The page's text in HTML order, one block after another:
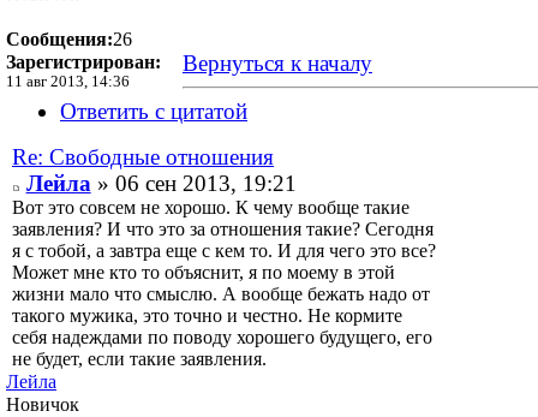
Сообщения:26
Зарегистрирован:
11 авг 2013, 14:36
Вернуться к началу
Ответить с цитатой
Re: Свободные отношения
Лейла» 06 сен 2013, 19:21
Вот это совсем не хорошо. К чему вообще такие
заявления? И что это за отношения такие? Сегодня
я с тобой, а завтра еще с кем то. И для чего это все?
Может мне кто то объяснит, я по моему в этой
жизни мало что смыслю. А вообще бежать надо от
такого мужика, это точно и честно. Не кормите
себя надеждами по поводу хорошего будущего, его
не будет, если такие заявления.
Лейла
Новичок